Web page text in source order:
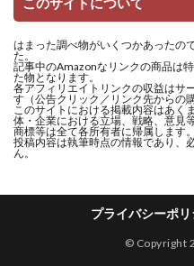
はまった調べ物がいくつかあったの
た。
記事中のAmazonなリンクの商品は
た物となります。
各アフィリエイトリンクの収益はサ
す（公告クリック／リンク先からの
このサイトにおける掲載内容はあく
体・企業における立場、戦略、意見
商標等は全て各所有者に帰属します。
投稿内容は執筆時点の情報であり、
ん。
プライバシーポ
© Copyright